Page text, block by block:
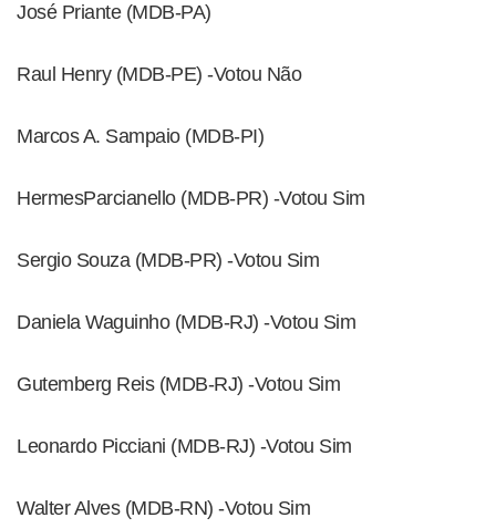
José Priante (MDB-PA)
Raul Henry (MDB-PE) -Votou Não
Marcos A. Sampaio (MDB-PI)
HermesParcianello (MDB-PR) -Votou Sim
Sergio Souza (MDB-PR) -Votou Sim
Daniela Waguinho (MDB-RJ) -Votou Sim
Gutemberg Reis (MDB-RJ) -Votou Sim
Leonardo Picciani (MDB-RJ) -Votou Sim
Walter Alves (MDB-RN) -Votou Sim